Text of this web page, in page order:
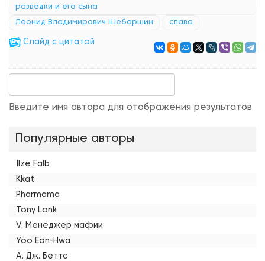
разведки и его сына
Леонид Владимирович Шебаршин слава
Cлайд с цитатой
Введите имя автора для отображения результатов
Популярные авторы
Ilze Falb
Kkat
Pharmama
Tony Lonk
V. Менеджер мафии
Yoo Eon-Hwa
А. Дж. Беттс